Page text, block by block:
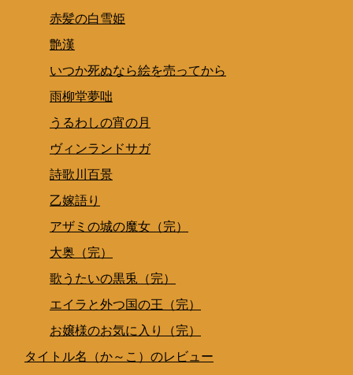
赤髪の白雪姫
艶漢
いつか死ぬなら絵を売ってから
雨柳堂夢咄
うるわしの宵の月
ヴィンランドサガ
詩歌川百景
乙嫁語り
アザミの城の魔女（完）
大奥（完）
歌うたいの黒兎（完）
エイラと外つ国の王（完）
お嬢様のお気に入り（完）
タイトル名（か～こ）のレビュー